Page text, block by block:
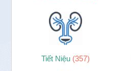
Tiết Niệu (357)